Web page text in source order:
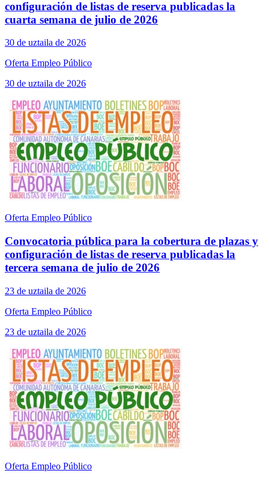
configuración de listas de reserva publicadas la
cuarta semana de julio de 2026
30 de uztaila de 2026
Oferta Empleo Público
30 de uztaila de 2026
Oferta Empleo Público
Convocatoria pública para la cobertura de plazas y
configuración de listas de reserva publicadas la
tercera semana de julio de 2026
23 de uztaila de 2026
Oferta Empleo Público
23 de uztaila de 2026
Oferta Empleo Público